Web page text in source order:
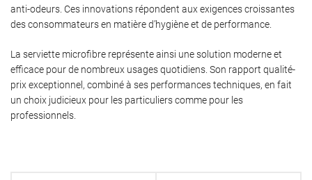
anti-odeurs. Ces innovations répondent aux exigences croissantes
des consommateurs en matière d’hygiène et de performance.
La serviette microfibre représente ainsi une solution moderne et
efficace pour de nombreux usages quotidiens. Son rapport qualité-
prix exceptionnel, combiné à ses performances techniques, en fait
un choix judicieux pour les particuliers comme pour les
professionnels.